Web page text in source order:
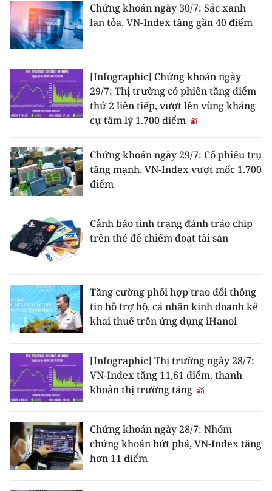
Chứng khoán ngày 30/7: Sắc xanh
lan tỏa, VN-Index tăng gần 40 điểm
[Infographic] Chứng khoán ngày
29/7: Thị trường có phiên tăng điểm
thứ 2 liên tiếp, vượt lên vùng kháng
cự tâm lý 1.700 điểm
Chứng khoán ngày 29/7: Cổ phiếu trụ
tăng mạnh, VN-Index vượt mốc 1.700
điểm
Cảnh báo tình trạng đánh tráo chip
trên thẻ để chiếm đoạt tài sản
Tăng cường phối hợp trao đổi thông
tin hỗ trợ hộ, cá nhân kinh doanh kê
khai thuế trên ứng dụng iHanoi
[Infographic] Thị trường ngày 28/7:
VN-Index tăng 11,61 điểm, thanh
khoản thị trường tăng
Chứng khoán ngày 28/7: Nhóm
chứng khoán bứt phá, VN-Index tăng
hơn 11 điểm